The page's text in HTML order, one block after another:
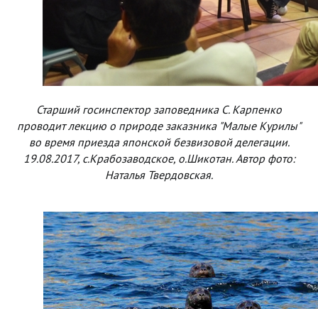
Старший госинспектор заповедника С. Карпенко
проводит лекцию о природе заказника "Малые Курилы"
во время приезда японской безвизовой делегации.
19.08.2017, с.Крабозаводское, о.Шикотан. Автор фото:
Наталья Твердовская.